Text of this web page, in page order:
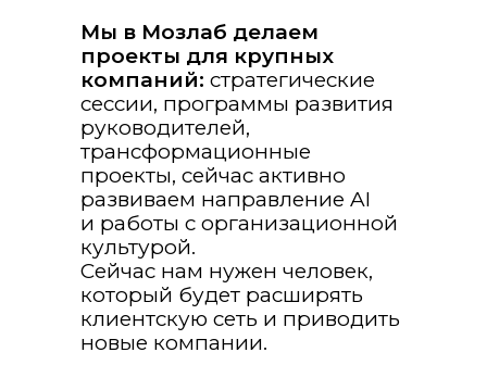
Мы в Mозлаб делаем
проекты для крупных
компаний: стратегические
сессии, программы развития
руководителей,
трансформационные
проекты, сейчас активно
развиваем направление AI
и работы с организационной
культурой.
Сейчас нам нужен человек,
который будет расширять
клиентскую сеть и приводить
новые компании.